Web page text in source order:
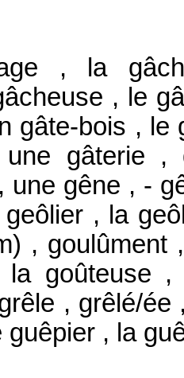
, la
, le
gâte-bois , le
gâterie ,
une gêne , -
geôlier , la
,
la goûteuse
, grêlé/
guêpier , la